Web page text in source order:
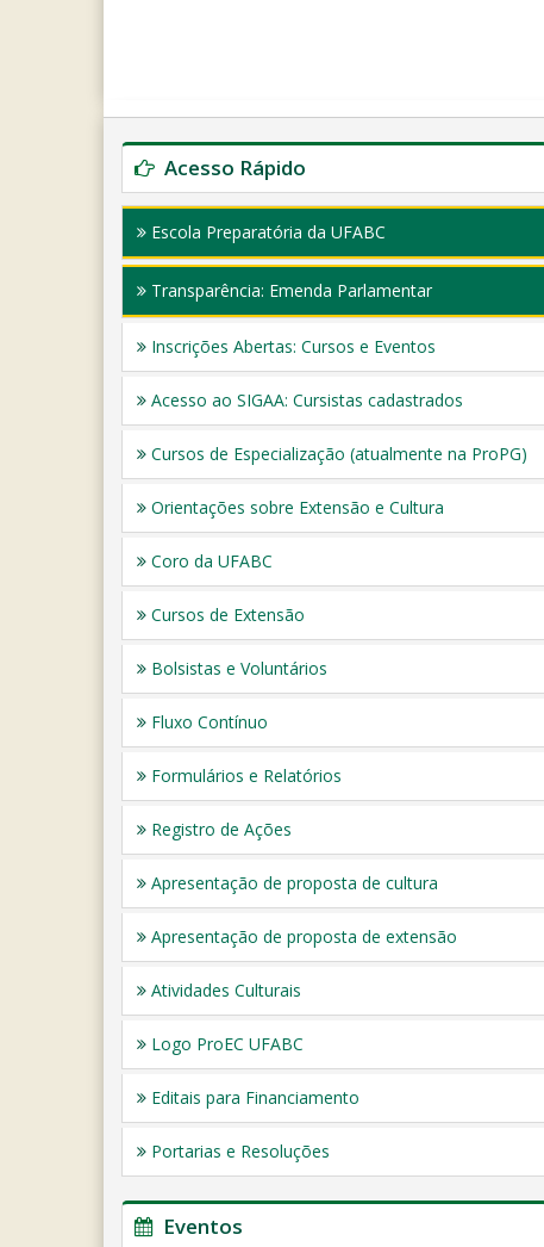
Acesso Rápido
Escola Preparatória da UFABC
Transparência: Emenda Parlamentar
Inscrições Abertas: Cursos e Eventos
Acesso ao SIGAA: Cursistas cadastrados
Cursos de Especialização (atualmente na ProPG)
Orientações sobre Extensão e Cultura
Coro da UFABC
Cursos de Extensão
Bolsistas e Voluntários
Fluxo Contínuo
Formulários e Relatórios
Registro de Ações
Apresentação de proposta de cultura
Apresentação de proposta de extensão
Atividades Culturais
Logo ProEC UFABC
Editais para Financiamento
Portarias e Resoluções
Eventos
Ano
Anterior
Mês
Anterior
Próximo
Ano
Próximo
Mês